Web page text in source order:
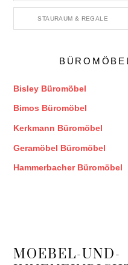
STAURAUM & REGALE
Bisley Büromöbel
Bimos Büromöbel
Kerkmann Büromöbel
Geramöbel Büromöbel
Hammerbacher Büromöbel
MOEBEL-UND-